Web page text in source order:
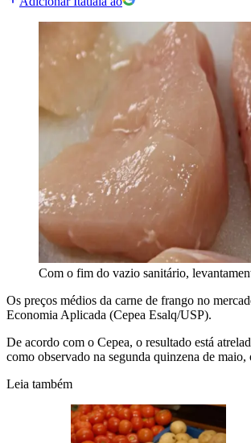
Com o fim do vazio sanitário,
Os preços médios da carne de frango no
Economia Aplicada (Cepea Esalq/USP).
De acordo com o Cepea, o resultado está
como observado na segunda quinzena de
Leia também